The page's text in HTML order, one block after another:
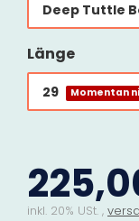
Deep Tuttle
Länge
29 Momentan
inkl. 20% USt. ,